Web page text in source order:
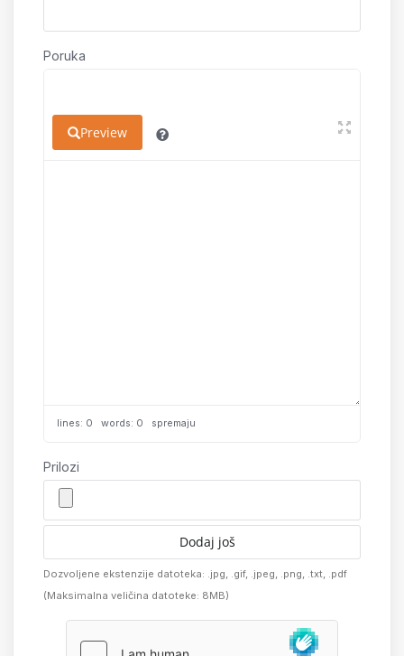
Poruka
Preview
lines: 0 words: 0 spremaju
Prilozi
Dodaj još
Dozvoljene ekstenzije datoteka: .jpg, .gif, .jpeg, .png, .txt, .pdf
(Maksimalna veličina datoteke: 8MB)